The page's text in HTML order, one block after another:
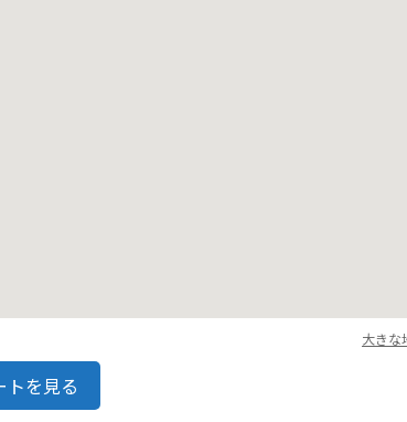
大きな
トを見る